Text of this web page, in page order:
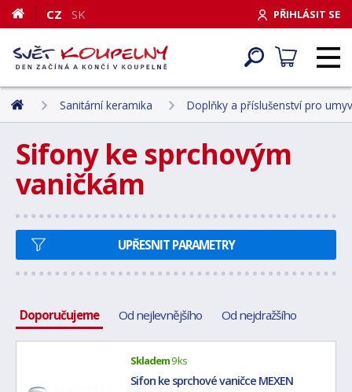
PŘIHLÁSIT SE
CZ SK
Sanitární keramika Doplňky a příslušenství pro
Sifony ke sprchovým
vaničkám
UPŘESNIT PARAMETRY
Doporučujeme Od nejlevnějšího Od nejdražšího
Skladem9 ks
Sifon ke sprchové vaničce MEXEN